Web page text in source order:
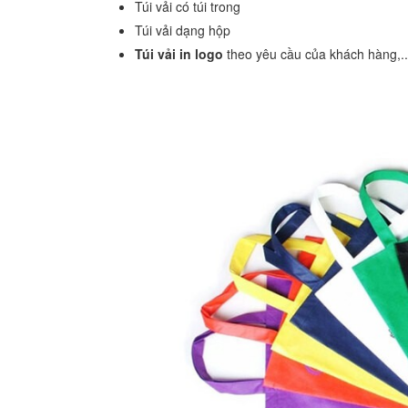
Túi vải có túi trong
Túi vải dạng hộp
Túi vải in logotheo yêu cầu của khách hàng,..